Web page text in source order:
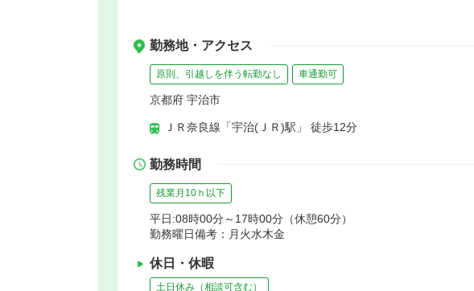
勤務地・アクセス
原則、引越しを伴う転勤なし 車通勤可
京都府 宇治市
ＪＲ奈良線「宇治(ＪＲ)駅」 徒歩12分
勤務時間
残業月10ｈ以下
平日:08時00分～17時00分（休憩60分）
勤務曜日備考：月火水木金
休日・休暇
土日休み（相談可含む）